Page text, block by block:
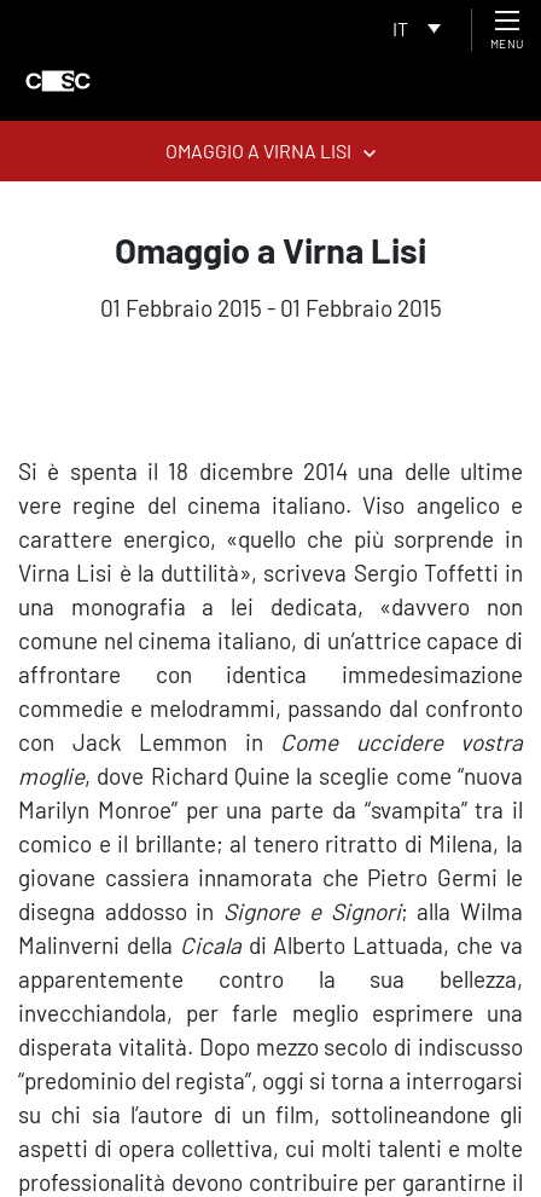
IT
MENU
OMAGGIO A VIRNA LISI
Omaggio a Virna Lisi
01 Febbraio 2015 - 01 Febbraio 2015
Si è spenta il 18 dicembre 2014 una delle ultime
vere regine del cinema italiano. Viso angelico e
carattere energico, «quello che più sorprende in
Virna Lisi è la duttilità», scriveva Sergio Toffetti in
una monografia a lei dedicata, «davvero non
comune nel cinema italiano, di un’attrice capace di
affrontare con identica immedesimazione
commedie e melodrammi, passando dal confronto
con Jack Lemmon in Come uccidere vostra
moglie, dove Richard Quine la sceglie come “nuova
Marilyn Monroe” per una parte da “svampita” tra il
comico e il brillante; al tenero ritratto di Milena, la
giovane cassiera innamorata che Pietro Germi le
disegna addosso in Signore e Signori; alla Wilma
Malinverni della Cicaladi Alberto Lattuada, che va
apparentemente contro la sua bellezza,
invecchiandola, per farle meglio esprimere una
disperata vitalità. Dopo mezzo secolo di indiscusso
“predominio del regista”, oggi si torna a interrogarsi
su chi sia l’autore di un film, sottolineandone gli
aspetti di opera collettiva, cui molti talenti e molte
professionalità devono contribuire per garantirne il